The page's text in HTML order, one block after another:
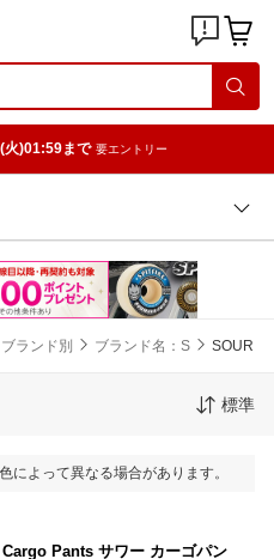
火)01:59まで 要エントリー
ブランド別 ブランド名：S SOUR
標準
によって異なる場合があります。
Pants サワー カーゴパン